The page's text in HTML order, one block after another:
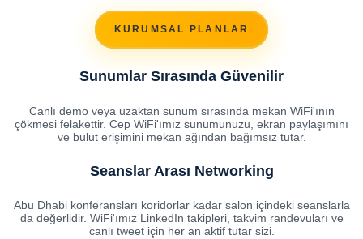
KURUMSAL PLANLAR
Sunumlar Sırasında Güvenilir
Canlı demo veya uzaktan sunum sırasında mekan WiFi'ının
çökmesi felakettir. Cep WiFi'ımız sunumunuzu, ekran paylaşımını
ve bulut erişimini mekan ağından bağımsız tutar.
Seanslar Arası Networking
Abu Dhabi konferansları koridorlar kadar salon içindeki seanslarla
da değerlidir. WiFi'ımız LinkedIn takipleri, takvim randevuları ve
canlı tweet için her an aktif tutar sizi.